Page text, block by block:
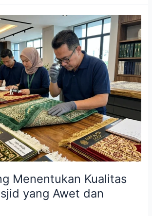
Menentukan Kualitas
yang Awet dan